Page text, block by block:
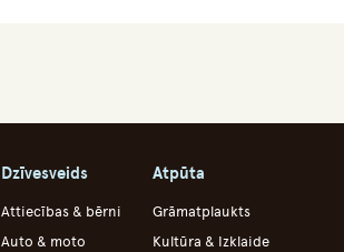
Dzīvesveids
Attiecības & bērni
Auto & moto
Atpūta
Grāmatplaukts
Kultūra & Izklaide